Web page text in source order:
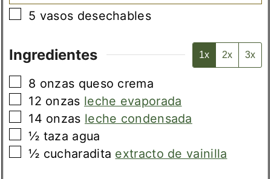
▢
5 vasos desechables
Ingredientes 1x 2x 3x
▢
8 onzas queso crema
▢
12 onzas leche evaporada
▢
14 onzas leche condensada
▢
½ taza agua
▢
½ cucharadita extracto de vainilla